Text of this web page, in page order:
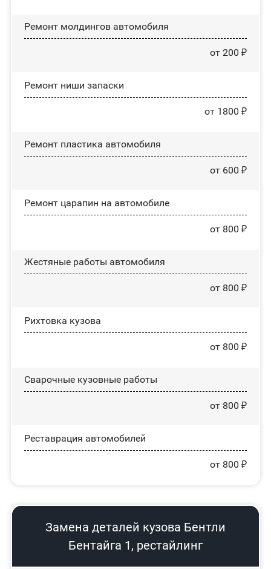
Ремонт молдингов автомобиля
от 200 ₽
Ремонт ниши запаски
от 1800 ₽
Ремонт пластика автомобиля
от 600 ₽
Ремонт царапин на автомобиле
от 800 ₽
Жестяные работы автомобиля
от 800 ₽
Рихтовка кузова
от 800 ₽
Сварочные кузовные работы
от 800 ₽
Реставрация автомобилей
от 800 ₽
Замена деталей кузова Бентли
Бентайга 1, рестайлинг